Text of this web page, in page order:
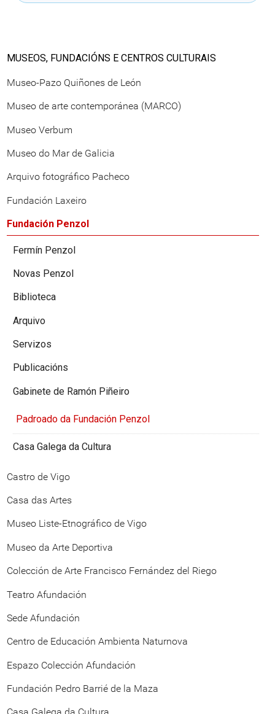
MUSEOS, FUNDACIÓNS E CENTROS CULTURAIS
Museo-Pazo Quiñones de León
Museo de arte contemporánea (MARCO)
Museo Verbum
Museo do Mar de Galicia
Arquivo fotográfico Pacheco
Fundación Laxeiro
Fundación Penzol
Fermín Penzol
Novas Penzol
Biblioteca
Arquivo
Servizos
Publicacións
Gabinete de Ramón Piñeiro
Padroado da Fundación Penzol
Casa Galega da Cultura
Castro de Vigo
Casa das Artes
Museo Liste-Etnográfico de Vigo
Museo da Arte Deportiva
Colección de Arte Francisco Fernández del Riego
Teatro Afundación
Sede Afundación
Centro de Educación Ambienta Naturnova
Espazo Colección Afundación
Fundación Pedro Barrié de la Maza